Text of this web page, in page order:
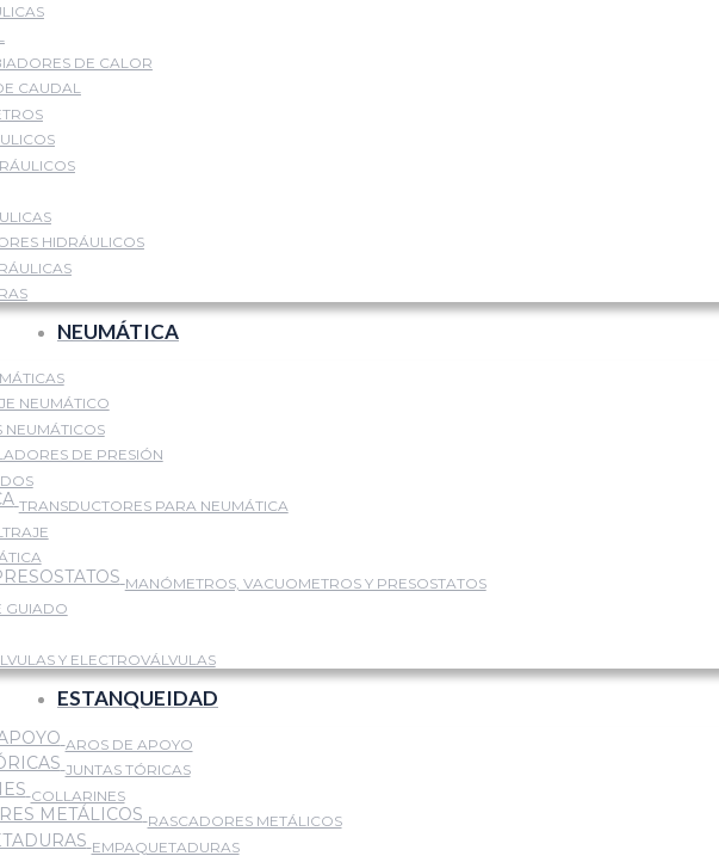
DE CALOR
CAUDAL
HIDRÁULICOS
NEUMÁTICA
NEUMÁTICO
NEUMÁTICOS
DE PRESIÓN
TRANSDUCTORES PARA NEUMÁTICA
MANÓMETROS, VACUOMETROS Y PRESOSTATOS
GUIADO
Y ELECTROVÁLVULAS
ESTANQUEIDAD
AROS DE APOYO
JUNTAS TÓRICAS
COLLARINES
RASCADORES METÁLICOS
EMPAQUETADURAS